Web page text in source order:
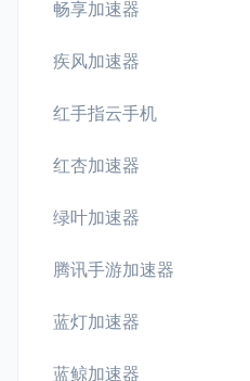
畅享加速器
疾风加速器
红手指云手机
红杏加速器
绿叶加速器
腾讯手游加速器
蓝灯加速器
蓝鲸加速器